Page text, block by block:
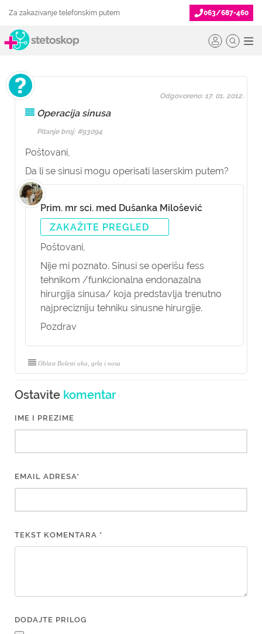
Za zakazivanje telefonskim putem 063/687-460
Operacija sinusa
Pitanje broj: #93094
Poštovani,
Da li se sinusi mogu operisati laserskim putem?
Odgovoreno: 17. 01. 2012.
Prim. mr sci. med Dušanka Milošević
ZAKAŽITE PREGLED
Poštovani,
Nije mi poznato. Sinusi se operišu fess
tehnikom /funkcionalna endonazalna
hirurgija sinusa/ koja predstavlja trenutno
najprecizniju tehniku sinusne hirurgije.
Pozdrav
Oblast Bolesti uha, grla i nosa
Ostavite komentar
IME I PREZIME
EMAIL ADRESA*
TEKST KOMENTARA *
DODAJTE PRILOG